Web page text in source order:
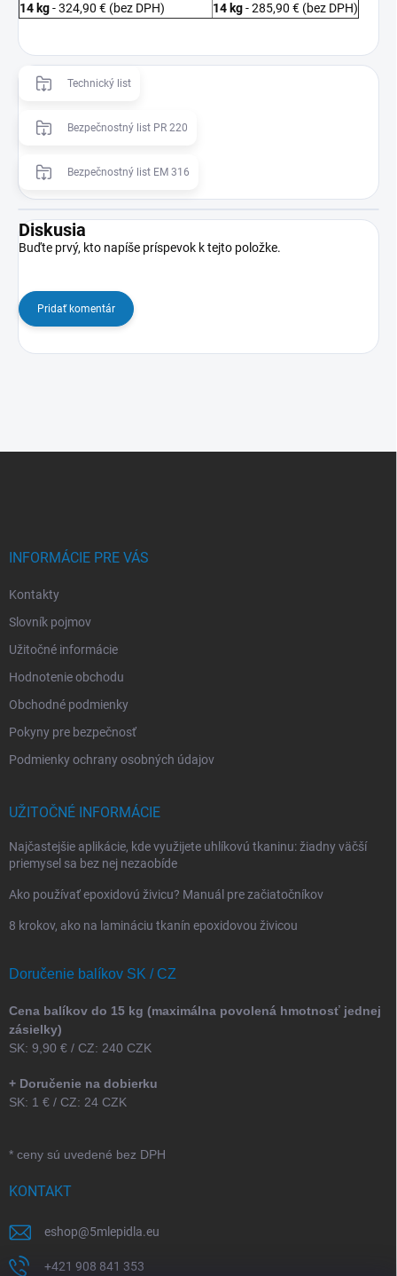
14 kg- 324,90 € (bez DPH) 14 kg- 285,90 € (bez DPH)
Technický list
Bezpečnostný list PR 220
Bezpečnostný list EM 316
Diskusia
Buďte prvý, kto napíše príspevok k tejto položke.
Pridať komentár
INFORMÁCIE PRE VÁS
Kontakty
Slovník pojmov
Užitočné informácie
Hodnotenie obchodu
Obchodné podmienky
Pokyny pre bezpečnosť
Podmienky ochrany osobných údajov
UŽITOČNÉ INFORMÁCIE
Najčastejšie aplikácie, kde využijete uhlíkovú tkaninu: žiadny väčší
priemysel sa bez nej nezaobíde
Ako používať epoxidovú živicu? Manuál pre začiatočníkov
8 krokov, ako na lamináciu tkanín epoxidovou živicou
Doručenie balíkov SK / CZ
Cena balíkov do 15 kg (maximálna povolená hmotnosť jednej
zásielky)
SK: 9,90 € / CZ: 240 CZK
+ Doručenie na dobierku
SK: 1 € / CZ: 24 CZK
* ceny sú uvedené bez DPH
KONTAKT
eshop@5mlepidla.eu
+421 908 841 353